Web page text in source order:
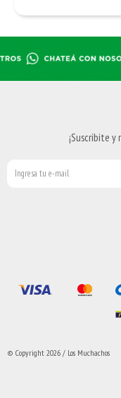
¡Suscribite
© Copyright 2026 / Los Muchachos